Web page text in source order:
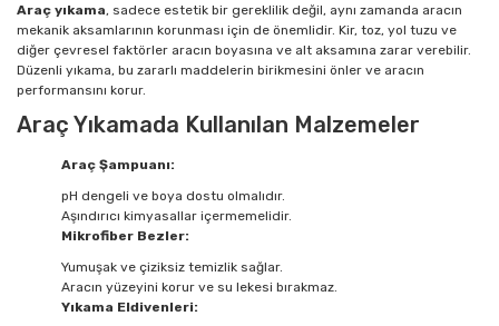
Araç yıkama, sadece estetik bir gereklilik değil, aynı zamanda aracın
mekanik aksamlarının korunması için de önemlidir. Kir, toz, yol tuzu ve
diğer çevresel faktörler aracın boyasına ve alt aksamına zarar verebilir.
Düzenli yıkama, bu zararlı maddelerin birikmesini önler ve aracın
performansını korur.
Araç Yıkamada Kullanılan Malzemeler
Araç Şampuanı:
pH dengeli ve boya dostu olmalıdır.
Aşındırıcı kimyasallar içermemelidir.
Mikrofiber Bezler:
Yumuşak ve çiziksiz temizlik sağlar.
Aracın yüzeyini korur ve su lekesi bırakmaz.
Yıkama Eldivenleri: